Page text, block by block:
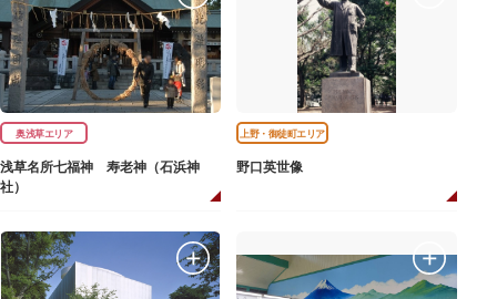
奥浅草エリア
浅草名所七福神 寿老神（石浜神
社）
上野・御徒町エリア
野口英世像